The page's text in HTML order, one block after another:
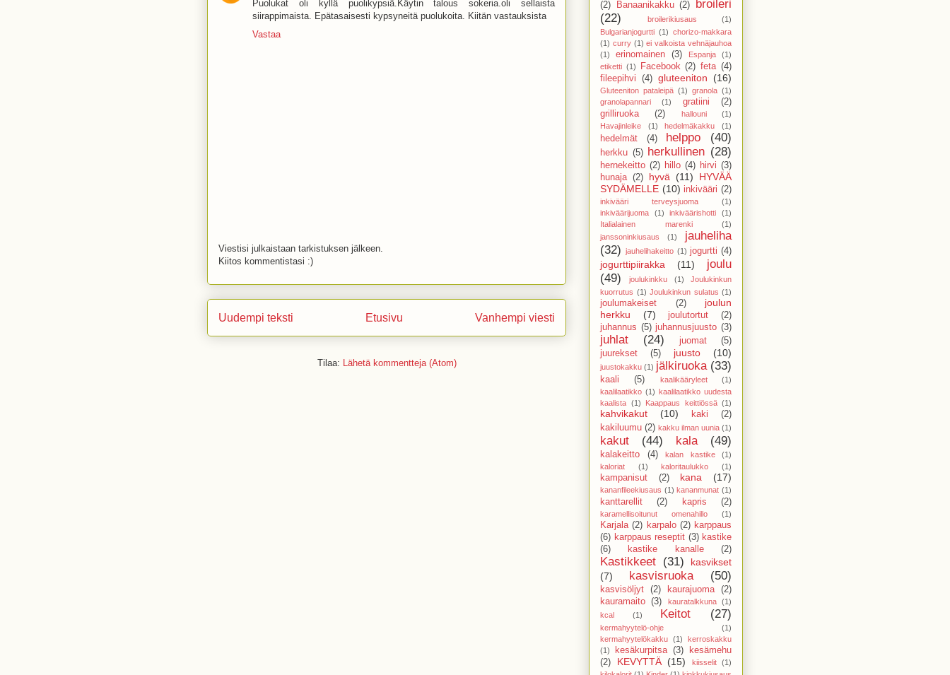
Puolukat oli kyllä puolikypsiä.Käytin talous sokeria.oli sellaista
siirappimaista. Epätasaisesti kypsyneitä puolukoita. Kiitän vastauksista
Vastaa
Viestisi julkaistaan tarkistuksen jälkeen.
Kiitos kommentistasi :)
Uudempi teksti Vanhempi viesti
Etusivu
Tilaa: Lähetä kommentteja (Atom)
(2)
Banaanikakku (2)
broileri
(22)
broilerikiusaus
(1)
Bulgarianjogurtti (1) chorizo-makkara
(1) curry (1) ei valkoista vehnäjauhoa
(1)
erinomainen (3) Espanja
(1)
etiketti (1) Facebook (2) feta (4)
fileepihvi
(4) gluteeniton (16)
Gluteeniton pataleipä (1) granola (1)
granolapannari
(1) gratiini
(2)
grilliruoka
(2) hallouni
(1)
Havajinleike
(1) hedelmäkakku (1)
hedelmät (4) helppo (40)
herkku (5) herkullinen (28)
hernekeitto (2) hillo (4) hirvi (3)
hunaja (2) hyvä (11)
HYVÄÄ
SYDÄMELLE (10) inkivääri (2)
inkivääri terveysjuoma
(1)
inkiväärijuoma
(1) inkiväärishotti
(1)
Italialainen marenki
(1)
janssoninkiusaus
(1)
jauheliha
(32)
jauhelihakeitto (1) jogurtti (4)
jogurttipiirakka (11)
joulu
(49)
joulukinkku (1)
Joulukinkun
kuorrutus (1) Joulukinkun sulatus (1)
joulumakeiset (2)
joulun
herkku
(7) joulutortut
(2)
juhannus (5) juhannusjuusto (3)
juhlat (24) juomat
(5)
juurekset
(5) juusto (10)
juustokakku (1) jälkiruoka (33)
kaali (5) kaalikääryleet
(1)
kaalilaatikko (1) kaalilaatikko uudesta
kaalista (1) Kaappaus keittiössä (1)
kahvikakut (10) kaki
(2)
kakiluumu (2) kakku ilman uunia (1)
kakut (44) kala (49)
kalakeitto (4) kalan kastike
(1)
kaloriat
(1) kaloritaulukko (1)
kampanisut (2) kana (17)
kananfileekiusaus (1) kananmunat (1)
kanttarellit (2) kapris (2)
karamellisoitunut omenahillo (1)
Karjala (2) karpalo (2) karppaus
(6) karppaus reseptit (3) kastike
(6)
kastike kanalle (2)
Kastikkeet (31)
kasvikset
(7)
kasvisruoka (50)
kasvisöljyt (2) kaurajuoma
(2)
kauramaito (3) kauratalkkuna
(1)
kcal
(1) Keitot (27)
kermahyytelö-ohje
(1)
kermahyytelökakku (1)
kerroskakku
(1)
kesäkurpitsa (3)
kesämehu
(2)
KEVYTTÄ (15) kiisselit
(1)